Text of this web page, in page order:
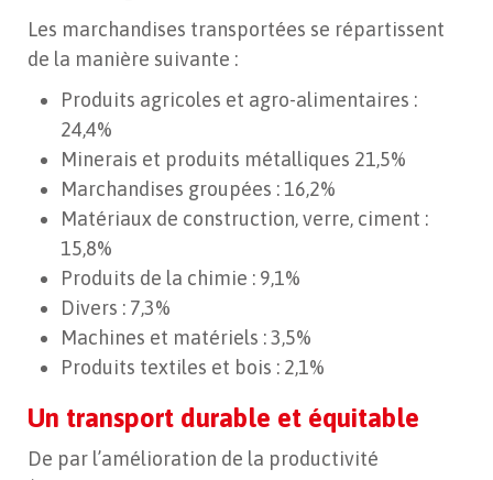
Les marchandises transportées se répartissent
de la manière suivante :
Produits agricoles et agro-alimentaires :
24,4%
Minerais et produits métalliques 21,5%
Marchandises groupées : 16,2%
Matériaux de construction, verre, ciment :
15,8%
Produits de la chimie : 9,1%
Divers : 7,3%
Machines et matériels : 3,5%
Produits textiles et bois : 2,1%
Un transport durable et équitable
De par l’amélioration de la productivité